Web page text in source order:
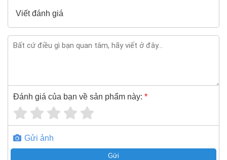
Viết đánh giá
Đánh giá của bạn về sản phẩm này: *
Gửi ảnh
Gửi